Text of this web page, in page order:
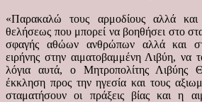
«Παρακαλώ τους αρμοδίους αλλά
θελήσεως που μπορεί να βοηθήσει στο
σφαγής αθώων ανθρώπων αλλά και
ειρήνης στην αιματοβαμμένη Λιβύη, να
λόγια αυτά, ο Μητροπολίτης Λιβύης
έκκληση προς την ηγεσία και τους
σταματήσουν οι πράξεις βίας και η